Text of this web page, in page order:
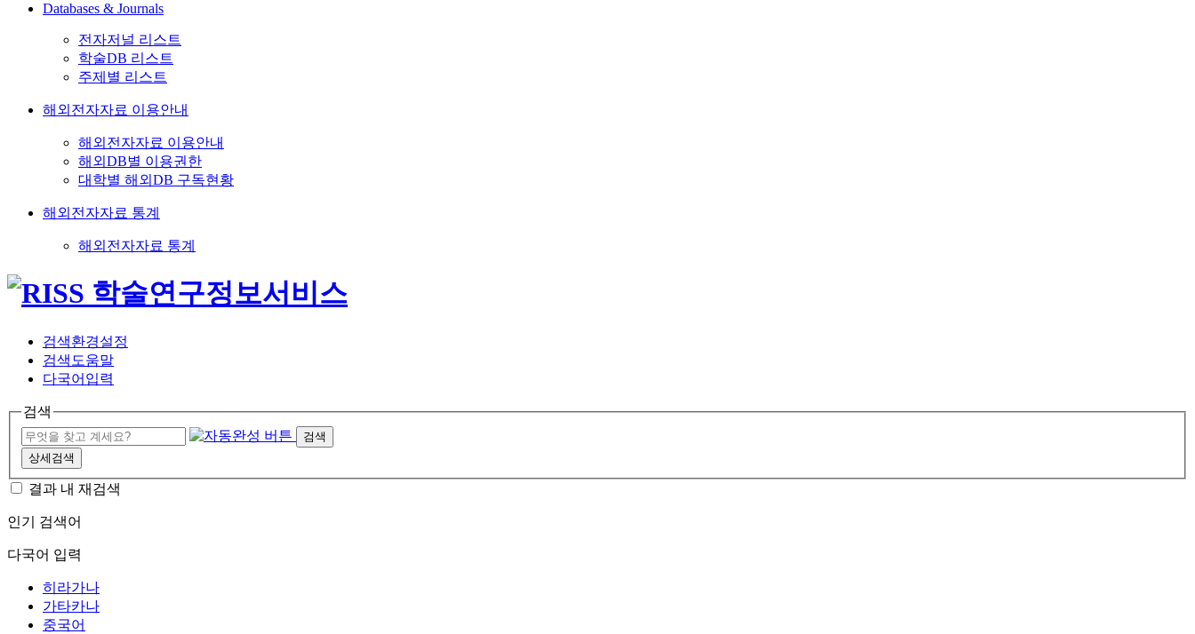
Databases & Journals
전자저널 리스트
학술DB 리스트
주제별 리스트
해외전자자료 이용안내
해외전자자료 이용안내
해외DB별 이용권한
대학별 해외DB 구독현황
해외전자자료 통계
해외전자자료 통계
검색환경설정
검색도움말
다국어입력
검색
검색
상세검색
결과 내 재검색
인기 검색어
다국어 입력
히라가나
가타카나
중국어